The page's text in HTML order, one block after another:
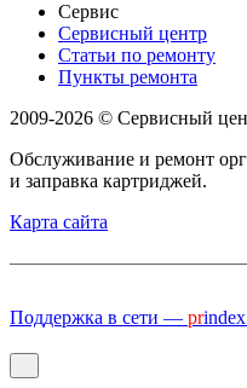
Сервис
Сервисный центр
Статьи по ремонту
Пункты ремонта
2009-2026 © Сервисный
Обслуживание и ремонт
и заправка картриджей.
Карта сайта
Поддержка в сети — pr